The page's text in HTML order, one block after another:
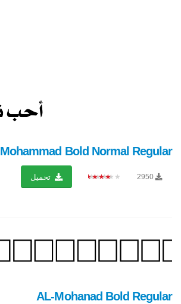
Mohammad Bold Normal Regular
2950
★★★★★ تحميل
AL-Mohanad Bold Regular